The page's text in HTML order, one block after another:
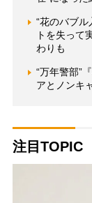
“花のバブ
トを失って
わりも
“万年警部”
アとノンキ
注目TOPIC